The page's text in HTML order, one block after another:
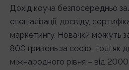
Дохід коуча безпосередньо
спеціалізації, досвіду,
маркетингу. Новачки можуть
800 гривень за сесію, тоді як
міжнародного рівня – від